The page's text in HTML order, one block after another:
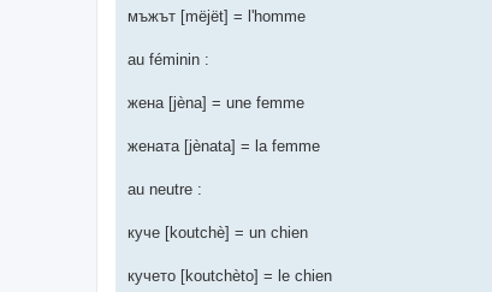
мъжът [mëjët] = l'homme
au féminin :
жена [jèna] = une femme
жената [jènata] = la femme
au neutre :
куче [koutchè] = un chien
кучето [koutchèto] = le chien